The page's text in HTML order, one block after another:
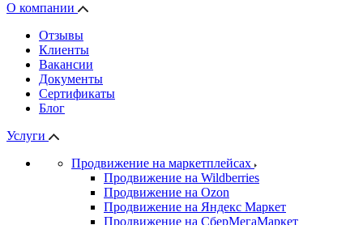
О компании
Отзывы
Клиенты
Вакансии
Документы
Сертификаты
Блог
Услуги
Продвижение на маркетплейсах
Продвижение на Wildberries
Продвижение на Ozon
Продвижение на Яндекс Маркет
Продвижение на СберМегаМаркет